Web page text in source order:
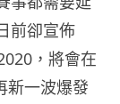
前卻宣佈
，將會在
新一波爆發